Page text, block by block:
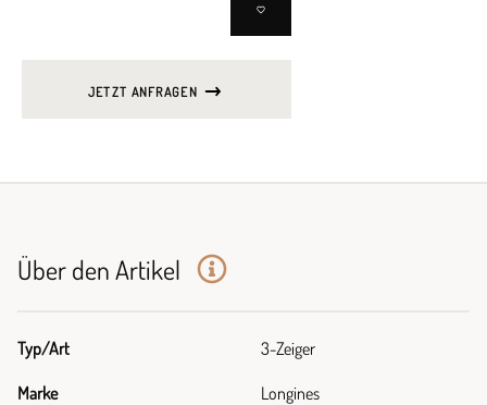
JETZT ANFRAGEN
Über den Artikel
Typ/Art 3-Zeiger
Marke Longines